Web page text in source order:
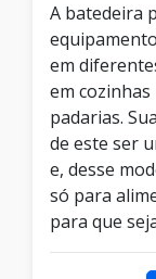
A batedeira
em
em
padarias.
de este ser
e, desse
só para
para que